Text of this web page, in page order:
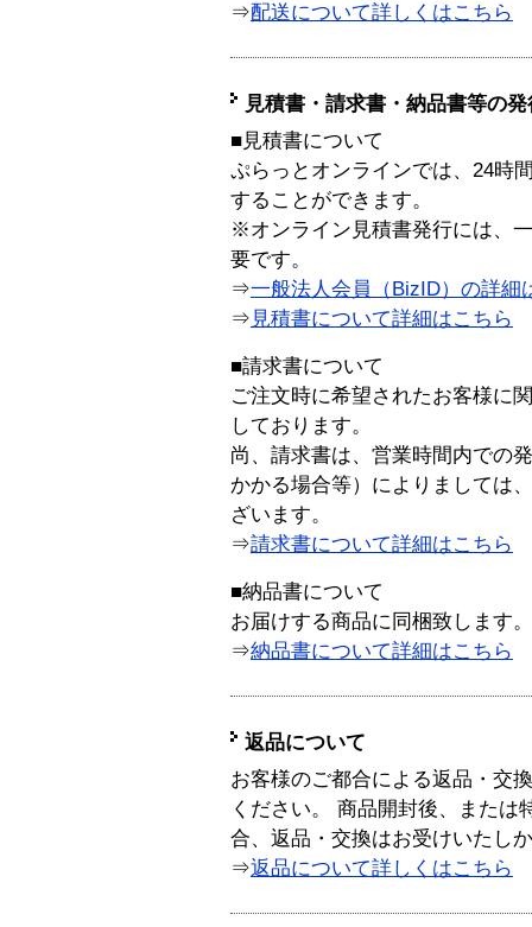
⇒配送について詳しくはこちら
見積書・請求書・納品書等の
■見積書について
ぷらっとオンラインでは、24時
することができます。
※オンライン見積書発行には、
要です。
⇒一般法人会員（BizID）の詳細
⇒ 見積書について詳細はこちら
■請求書について
ご注文時に希望されたお客様に
しております。
尚、請求書は、営業時間内での
かかる場合等）によりましては
ざいます。
⇒請求書について詳細はこちら
■納品書について
お届けする商品に同梱致します。
⇒納品書について詳細はこちら
返品について
お客様のご都合による返品・交
ください。 商品開封後、または
合、返品・交換はお受けいたし
⇒返品について詳しくはこちら